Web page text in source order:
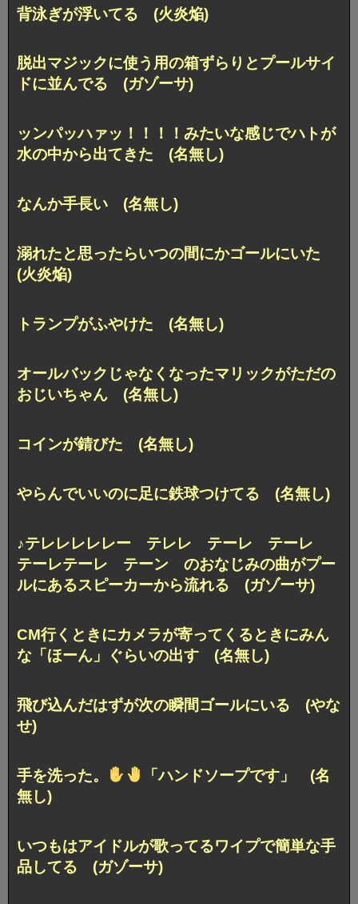
背泳ぎが浮いてる (火炎焔)
脱出マジックに使う用の箱ずらりとプールサイ
ドに並んでる (ガゾーサ)
ッンパッハァッ！！！！みたいな感じでハトが
水の中から出てきた (名無し)
なんか手長い (名無し)
溺れたと思ったらいつの間にかゴールにいた
(火炎焔)
トランプがふやけた (名無し)
オールバックじゃなくなったマリックがただの
おじいちゃん (名無し)
コインが錆びた (名無し)
やらんでいいのに足に鉄球つけてる (名無し)
♪テレレレレレー テレレ テーレ テーレ
テーレテーレ テーン のおなじみの曲がプー
ルにあるスピーカーから流れる (ガゾーサ)
CM行くときにカメラが寄ってくるときにみん
な「ほーん」ぐらいの出す (名無し)
飛び込んだはずが次の瞬間ゴールにいる (やな
せ)
手を洗った。
「ハンドソープです」 (名
無し)
いつもはアイドルが歌ってるワイプで簡単な手
品してる (ガゾーサ)